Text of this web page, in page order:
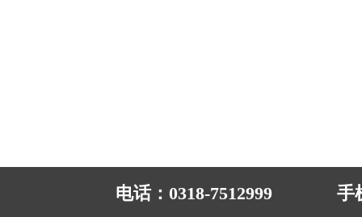
电话： 0318-7512999 手